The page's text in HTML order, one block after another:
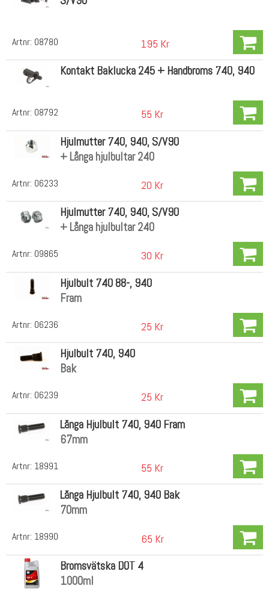
Artnr: 08780 195 Kr
Artnr: 08792
Kontakt Baklucka 245 + Handbroms 740, 940
55 Kr
Artnr: 06233
Hjulmutter 740, 940, S/V90
+ Långa hjulbultar 240
20 Kr
Artnr: 09865
Hjulmutter 740, 940, S/V90
+ Långa hjulbultar 240
30 Kr
Artnr: 06236
Hjulbult 740 88-, 940
Fram
25 Kr
Artnr: 06239
Hjulbult 740, 940
Bak
25 Kr
Artnr: 18991
Långa Hjulbult 740, 940 Fram
67mm
55 Kr
Artnr: 18990
Långa Hjulbult 740, 940 Bak
70mm
65 Kr
Bromsvätska DOT 4
1000ml